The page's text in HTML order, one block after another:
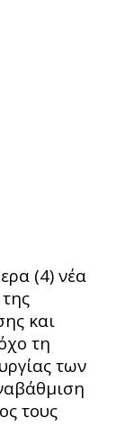
(4) νέα
και
τη
των
τους